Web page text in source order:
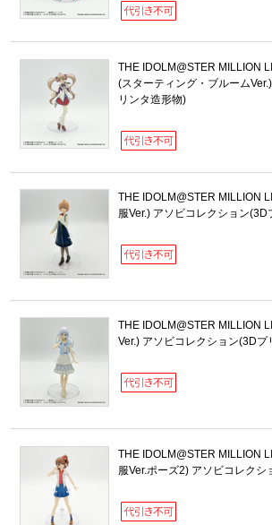
THE IDOLM@STER MILLION
(スターティング・ブルーム
リンタ造形物)
THE IDOLM@STER MILLION
服Ver.) アソビコレクション(3D
THE IDOLM@STER MILLION
Ver.) アソビコレクション(3Dプ
THE IDOLM@STER MILLION
服Ver.ポーズ2) アソビコレク